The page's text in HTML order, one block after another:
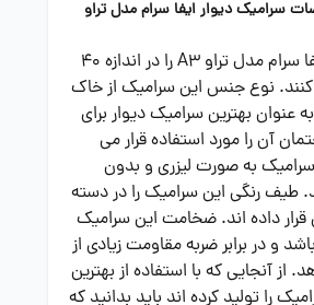
سرامیک دیوار ایفا سرام مدل تراو
سرامیک دیوار ایفا سرام مدل تراو A3 را در اندازه 40
می کنند. نوع جنس این سرامیک از خاک
بهترین سرامیک دیوار برای
آن را مورد استفاده قرار می
به صورت لیزری و بدون
طیف رنگی این سرامیک را در دسته
داده اند. ضخامت این سرامیک
و در برابر ضربه مقاومت زیادی از
آنجایی که با استفاده از بهترین
را تولید کرده اند باید بدانید که